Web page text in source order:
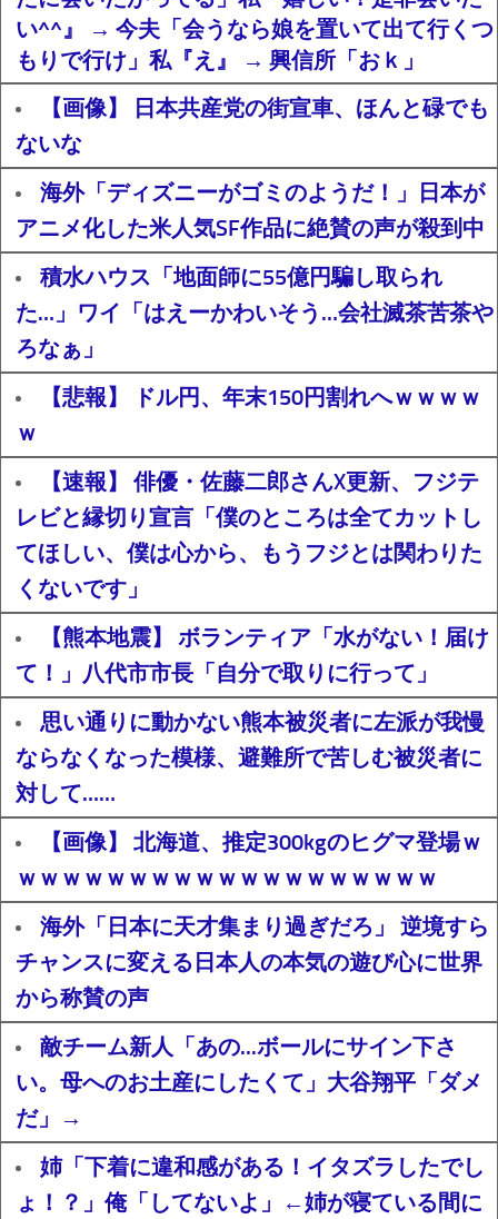
い^^』 → 今夫「会うなら娘を置いて出て行くつ
もりで行け」私『え』 → 興信所「おｋ」
【画像】 日本共産党の街宣車、ほんと碌でも
ないな
海外「ディズニーがゴミのようだ！」日本が
アニメ化した米人気SF作品に絶賛の声が殺到中
積水ハウス「地面師に55億円騙し取られ
た…」ワイ「はえーかわいそう…会社滅茶苦茶や
ろなぁ」
【悲報】 ドル円、年末150円割れへｗｗｗｗ
ｗ
【速報】 俳優・佐藤二郎さんX更新、フジテ
レビと縁切り宣言「僕のところは全てカットし
てほしい、僕は心から、もうフジとは関わりた
くないです」
【熊本地震】 ボランティア「水がない！届け
て！」八代市市長「自分で取りに行って」
思い通りに動かない熊本被災者に左派が我慢
ならなくなった模様、避難所で苦しむ被災者に
対して……
【画像】 北海道、推定300kgのヒグマ登場ｗ
ｗｗｗｗｗｗｗｗｗｗｗｗｗｗｗｗｗｗｗ
海外「日本に天才集まり過ぎだろ」 逆境すら
チャンスに変える日本人の本気の遊び心に世界
から称賛の声
敵チーム新人「あの...ボールにサイン下さ
い。母へのお土産にしたくて」大谷翔平「ダメ
だ」→
姉「下着に違和感がある！イタズラしたでし
ょ！？」俺「してないよ」←姉が寝ている間に